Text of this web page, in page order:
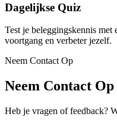
Dagelijkse Quiz
Test je beleggingskennis
voortgang en verbeter jezelf.
Neem Contact Op
Neem Contact Op
Heb je vragen of feedback?